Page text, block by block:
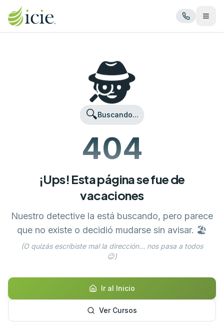
Abrir
🕵️
🔍Buscando...
404
¡Ups! Esta página se fue de
vacaciones
Nuestro detective la está buscando, pero parece
que no existe o decidió mudarse sin avisar. 🏖️
(O quizás escribiste mal la dirección... nos pasa a todos
😉)
Ir al Inicio
Ver Cursos